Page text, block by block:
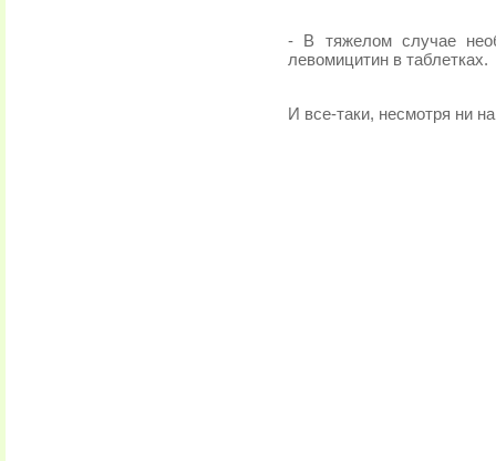
- В тяжелом случае
левомицитин в таблетках.
И все-таки, несмотря ни